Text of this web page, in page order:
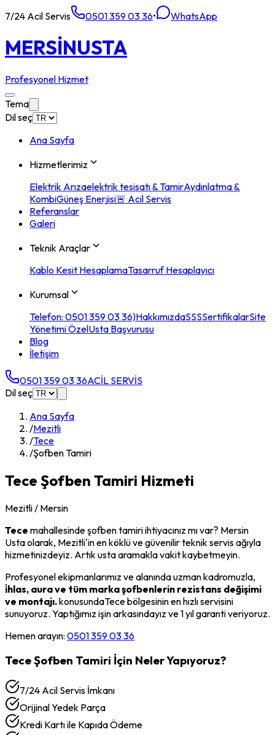
7/24 Acil Servis 0501 359 03 36• WhatsApp
MERSİNUSTA
Profesyonel Hizmet
Tema
Dil seç
Ana Sayfa
Hizmetlerimiz
Elektrik Arızaelektrik tesisatı & TamirAydınlatma &
KombiGüneş Enerjisi🚨 Acil Servis
Referanslar
Galeri
Teknik Araçlar
Kablo Kesit HesaplamaTasarruf Hesaplayıcı
Kurumsal
Telefon: 0501 359 03 36)HakkımızdaSSSSertifikalarSite
Yönetimi ÖzelUsta Başvurusu
Blog
İletişim
0501 359 03 36ACİL SERVİS
Dil seç
Ana Sayfa
/Mezitli
/Tece
/Şofben Tamiri
Tece Şofben Tamiri Hizmeti
Mezitli / Mersin
Tece mahallesindeşofben tamiriihtiyacınız mı var? Mersin
Usta olarak, Mezitli'in en köklü ve güvenilir teknik servis ağıyla
hizmetinizdeyiz. Artık usta aramakla vakit kaybetmeyin.
Profesyonel ekipmanlarımız ve alanında uzman kadromuzla,
i̇hlas, aura ve tüm marka şofbenlerin rezistans değişimi
ve montajı.konusundaTecebölgesinin en hızlı servisini
sunuyoruz. Yaptığımız işin arkasındayız ve 1 yıl garanti veriyoruz.
Hemen arayın: 0501 359 03 36
TeceŞofben Tamiri İçin Neler Yapıyoruz?
7/24 Acil Servis İmkanı
Orijinal Yedek Parça
Kredi Kartı ile Kapıda Ödeme